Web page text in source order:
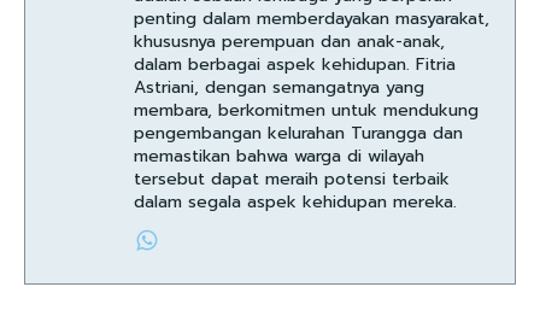
penting dalam memberdayakan masyarakat,
khususnya perempuan dan anak-anak,
dalam berbagai aspek kehidupan. Fitria
Astriani, dengan semangatnya yang
membara, berkomitmen untuk mendukung
pengembangan kelurahan Turangga dan
memastikan bahwa warga di wilayah
tersebut dapat meraih potensi terbaik
dalam segala aspek kehidupan mereka.